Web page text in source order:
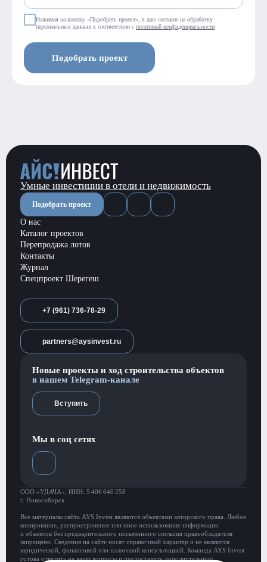
Нажимая на кнопку «Подобрать проект», я даю согласие на обработку
персональных данных в соответствии с политикой конфиденциальности
Подобрать проект
Умные инвестиции в отели и недвижимость
Подобрать проект
О нас
Каталог проектов
Перепродажа лотов
Контакты
Журнал
Спецпроект Шерегеш
+7 (961) 736-78-29
partners@aysinvest.ru
Новые проекты и ход строительства объектов
в нашем Telegram-канале
Вступить
Мы в соц сетях
ООО «УДАЧА», ИНН: 5 406 640 258
г. Новосибирск
Все материалы сайта AYS Invest являются объектами авторского права. Любое
копирование, распространение или иное использование информации
и объектов без предварительного письменного согласия правообладателя
запрещено. Сведения на сайте носят справочный характер и не являются
юридической, финансовой или налоговой консультацией. Команда AYS Invest
готова ответить на ваши вопросы и предоставить дополнительную